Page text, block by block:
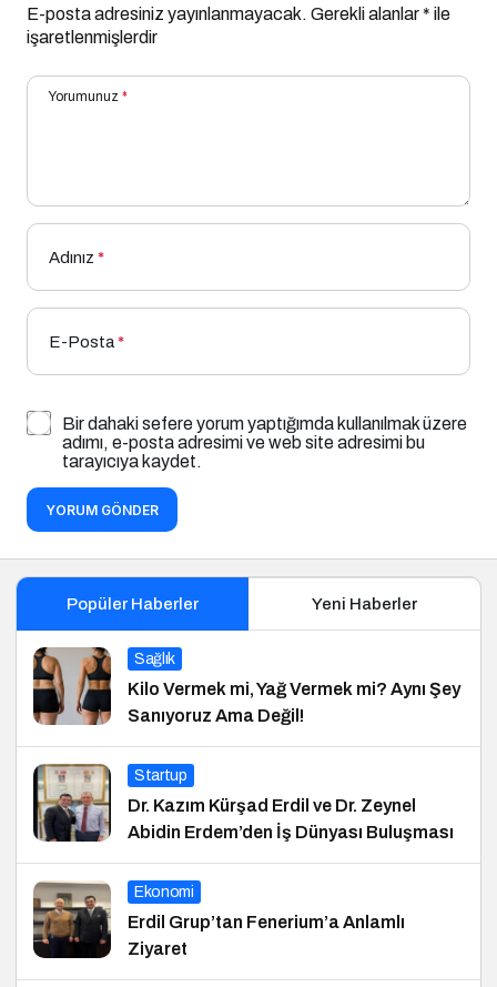
E-posta adresiniz yayınlanmayacak. Gerekli alanlar* ile
işaretlenmişlerdir
Yorumunuz *
Adınız *
E-Posta*
Bir dahaki sefere yorum yaptığımda kullanılmak üzere
adımı, e-posta adresimi ve web site adresimi bu
tarayıcıya kaydet.
YORUM GÖNDER
Popüler Haberler Yeni Haberler
Sağlık
Kilo Vermek mi, Yağ Vermek mi? Aynı Şey
Sanıyoruz Ama Değil!
Startup
Dr. Kazım Kürşad Erdil ve Dr. Zeynel
Abidin Erdem’den İş Dünyası Buluşması
Ekonomi
Erdil Grup’tan Fenerium’a Anlamlı
Ziyaret